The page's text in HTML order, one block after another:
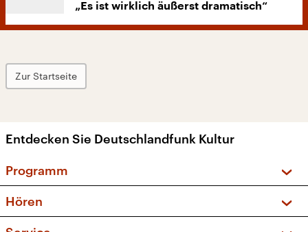
„Es ist wirklich äußerst dramatisch“
Zur Startseite
Entdecken Sie Deutschlandfunk Kultur
Programm
Sendungen und Podcasts
Hören